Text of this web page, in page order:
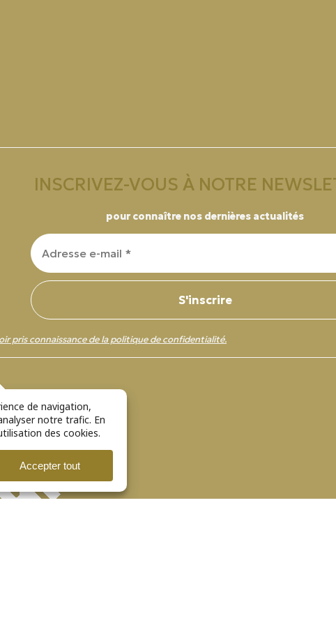
INSCRIVEZ-VOUS À NOTRE
pour connaître nos dernières actualités
pris connaissance de la politique de confidentialité.